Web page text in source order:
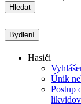
Hledat
Bydlení
Hasiči
Únik
Postup